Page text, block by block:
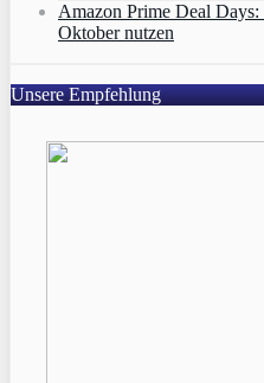
Amazon Prime Deal
Oktober nutzen
Unsere Empfehlung